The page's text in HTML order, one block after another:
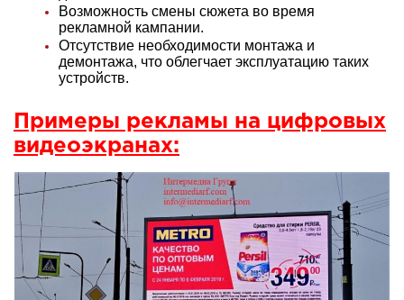
Возможность смены сюжета во время
рекламной кампании.
Отсутствие необходимости монтажа и
демонтажа, что облегчает эксплуатацию таких
устройств.
Примеры рекламы на цифровых
видеоэкранах: